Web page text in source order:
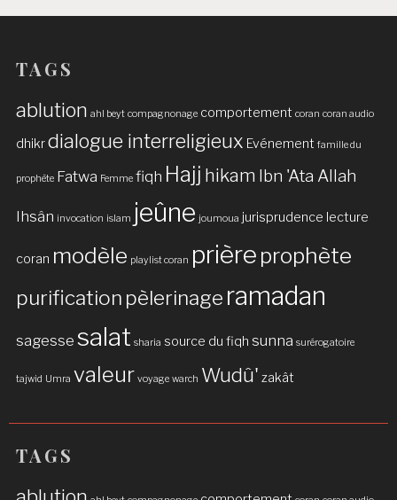
TAGS
ablution ahl beyt compagnonage comportement coran coran audio
dhikrdialogue interreligieux Evénement famille du
prophète Fatwa Femme fiqh Hajj hikam Ibn 'Ata Allah
Ihsân invocation islam jeûne joumoua jurisprudence lecture
coran modèle playlist coran prière prophète
purification pèlerinage ramadan
sagesse salat sharia source du fiqh sunna surérogatoire
tajwid Umra valeur voyage warch Wudû' zakât
TAGS